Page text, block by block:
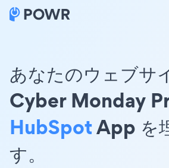
あなたのウェブサ
Cyber Monday
HubSpotApp を
す。